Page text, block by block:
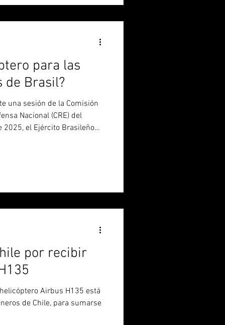
estratégica de transporte
para las
de Brasil?
Nacional (CRE) del
2025, el Ejército Brasileño
por recibir
de Chile, para sumarse